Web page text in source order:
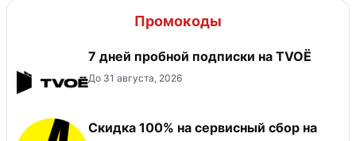
Промокоды
7 дней пробной подписки на TVOЁ
До 31 августа, 2026
Скидка 100% на сервисный сбор на